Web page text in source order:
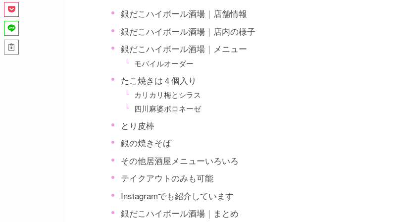
銀だこハイボール酒場｜店舗情報
銀だこハイボール酒場｜店内の様子
銀だこハイボール酒場｜メニュー
モバイルオーダー
たこ焼きは４個入り
カリカリ梅とシラス
四川麻婆ボロネーゼ
とり皮棒
銀の焼きそば
その他居酒屋メニューいろいろ
テイクアウトのみも可能
Instagramでも紹介しています
銀だこハイボール酒場｜まとめ